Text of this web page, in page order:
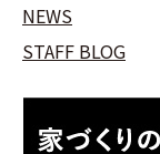
NEWS
STAFF BLOG